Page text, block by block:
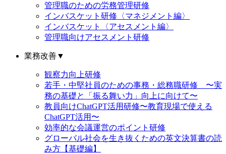
管理職のための労務管理研修
インバスケット研修〈マネジメント編〉
インバスケット〈アセスメント編〉
管理職向けアセスメント研修
業務改善▼
観察力向上研修
若手・中堅社員のための事務・総務職研修 〜実
務の基礎と「振る舞い力」向上に向けて〜
教員向けChatGPT活用研修〜教育現場で使える
ChatGPT活用〜
効率的な会議運営のポイント研修
グローバル社会を生き抜くための英文決算書の読
み方【基礎編】